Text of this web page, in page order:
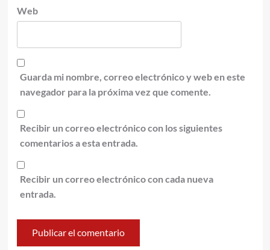
Web
Guarda mi nombre, correo electrónico y web en este
navegador para la próxima vez que comente.
Recibir un correo electrónico con los siguientes
comentarios a esta entrada.
Recibir un correo electrónico con cada nueva
entrada.